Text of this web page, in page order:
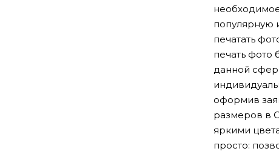
популярную
печатать
печать
данной
оформив
размеров в
яркими
просто: